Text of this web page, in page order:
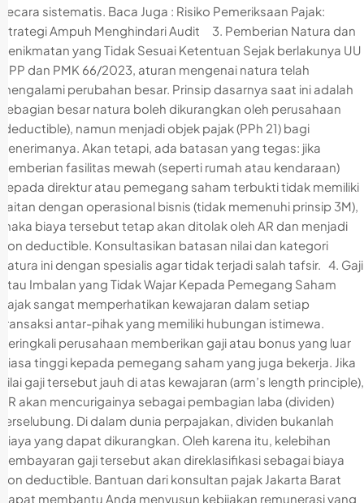
secara sistematis. Baca Juga : Risiko Pemeriksaan Pajak:
Strategi Ampuh Menghindari Audit 3. Pemberian Natura dan
Kenikmatan yang Tidak Sesuai Ketentuan Sejak berlakunya UU
HPP dan PMK 66/2023, aturan mengenai natura telah
mengalami perubahan besar. Prinsip dasarnya saat ini adalah
sebagian besar natura boleh dikurangkan oleh perusahaan
(deductible), namun menjadi objek pajak (PPh 21) bagi
penerimanya. Akan tetapi, ada batasan yang tegas: jika
pemberian fasilitas mewah (seperti rumah atau kendaraan)
kepada direktur atau pemegang saham terbukti tidak memiliki
kaitan dengan operasional bisnis (tidak memenuhi prinsip 3M),
maka biaya tersebut tetap akan ditolak oleh AR dan menjadi
non deductible. Konsultasikan batasan nilai dan kategori
natura ini dengan spesialis agar tidak terjadi salah tafsir. 4. Gaji
atau Imbalan yang Tidak Wajar Kepada Pemegang Saham
Pajak sangat memperhatikan kewajaran dalam setiap
transaksi antar-pihak yang memiliki hubungan istimewa.
Seringkali perusahaan memberikan gaji atau bonus yang luar
biasa tinggi kepada pemegang saham yang juga bekerja. Jika
nilai gaji tersebut jauh di atas kewajaran (arm’s length principle),
AR akan mencurigainya sebagai pembagian laba (dividen)
terselubung. Di dalam dunia perpajakan, dividen bukanlah
biaya yang dapat dikurangkan. Oleh karena itu, kelebihan
pembayaran gaji tersebut akan direklasifikasi sebagai biaya
non deductible. Bantuan dari konsultan pajak Jakarta Barat
dapat membantu Anda menyusun kebijakan remunerasi yang